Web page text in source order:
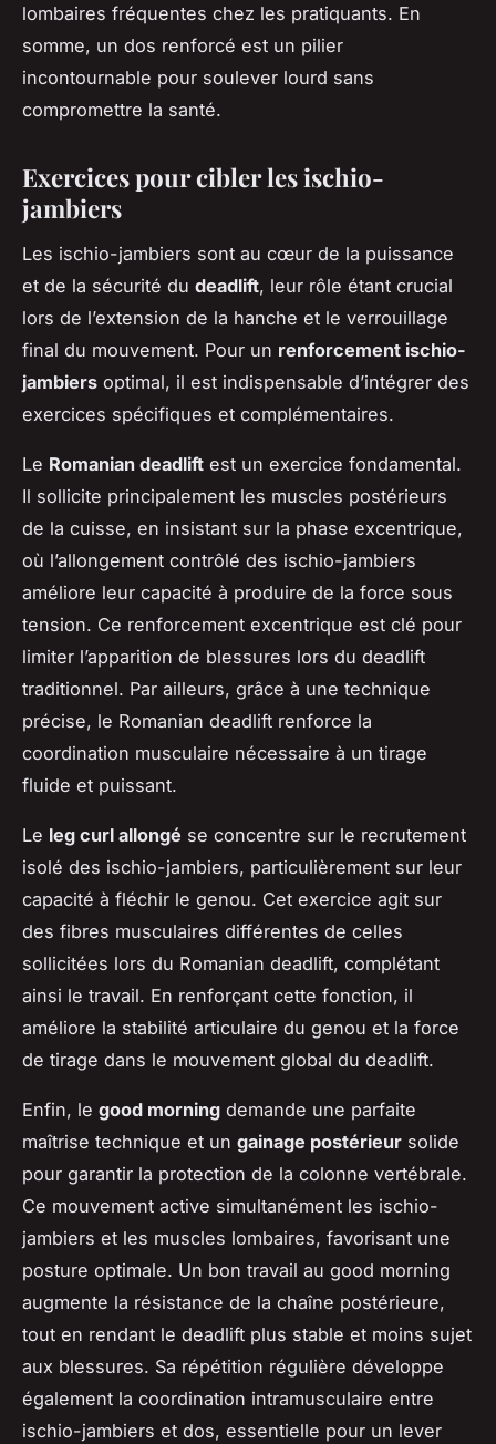
lombaires fréquentes chez les pratiquants. En
somme, un dos renforcé est un pilier
incontournable pour soulever lourd sans
compromettre la santé.
Exercices pour cibler les ischio-
jambiers
Les ischio-jambiers sont au cœur de la puissance
et de la sécurité du deadlift, leur rôle étant crucial
lors de l’extension de la hanche et le verrouillage
final du mouvement. Pour un renforcement ischio-
jambiers optimal, il est indispensable d’intégrer des
exercices spécifiques et complémentaires.
Le Romanian deadlift est un exercice fondamental.
Il sollicite principalement les muscles postérieurs
de la cuisse, en insistant sur la phase excentrique,
où l’allongement contrôlé des ischio-jambiers
améliore leur capacité à produire de la force sous
tension. Ce renforcement excentrique est clé pour
limiter l’apparition de blessures lors du deadlift
traditionnel. Par ailleurs, grâce à une technique
précise, le Romanian deadlift renforce la
coordination musculaire nécessaire à un tirage
fluide et puissant.
Le leg curl allongé se concentre sur le recrutement
isolé des ischio-jambiers, particulièrement sur leur
capacité à fléchir le genou. Cet exercice agit sur
des fibres musculaires différentes de celles
sollicitées lors du Romanian deadlift, complétant
ainsi le travail. En renforçant cette fonction, il
améliore la stabilité articulaire du genou et la force
de tirage dans le mouvement global du deadlift.
Enfin, le good morning demande une parfaite
maîtrise technique et un gainage postérieur solide
pour garantir la protection de la colonne vertébrale.
Ce mouvement active simultanément les ischio-
jambiers et les muscles lombaires, favorisant une
posture optimale. Un bon travail au good morning
augmente la résistance de la chaîne postérieure,
tout en rendant le deadlift plus stable et moins sujet
aux blessures. Sa répétition régulière développe
également la coordination intramusculaire entre
ischio-jambiers et dos, essentielle pour un lever